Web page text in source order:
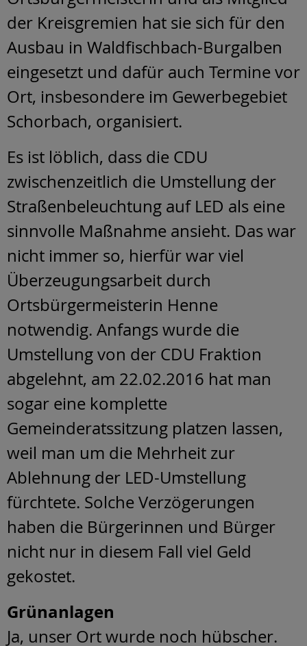
der Kreisgremien hat sie sich für den
Ausbau in Waldfischbach-Burgalben
eingesetzt und dafür auch Termine vor
Ort, insbesondere im Gewerbegebiet
Schorbach, organisiert.
Es ist löblich, dass die CDU
zwischenzeitlich die Umstellung der
Straßenbeleuchtung auf LED als eine
sinnvolle Maßnahme ansieht. Das war
nicht immer so, hierfür war viel
Überzeugungsarbeit durch
Ortsbürgermeisterin Henne
notwendig. Anfangs wurde die
Umstellung von der CDU Fraktion
abgelehnt, am 22.02.2016 hat man
sogar eine komplette
Gemeinderatssitzung platzen lassen,
weil man um die Mehrheit zur
Ablehnung der LED-Umstellung
fürchtete. Solche Verzögerungen
haben die Bürgerinnen und Bürger
nicht nur in diesem Fall viel Geld
gekostet.
Grünanlagen
Ja, unser Ort wurde noch hübscher.